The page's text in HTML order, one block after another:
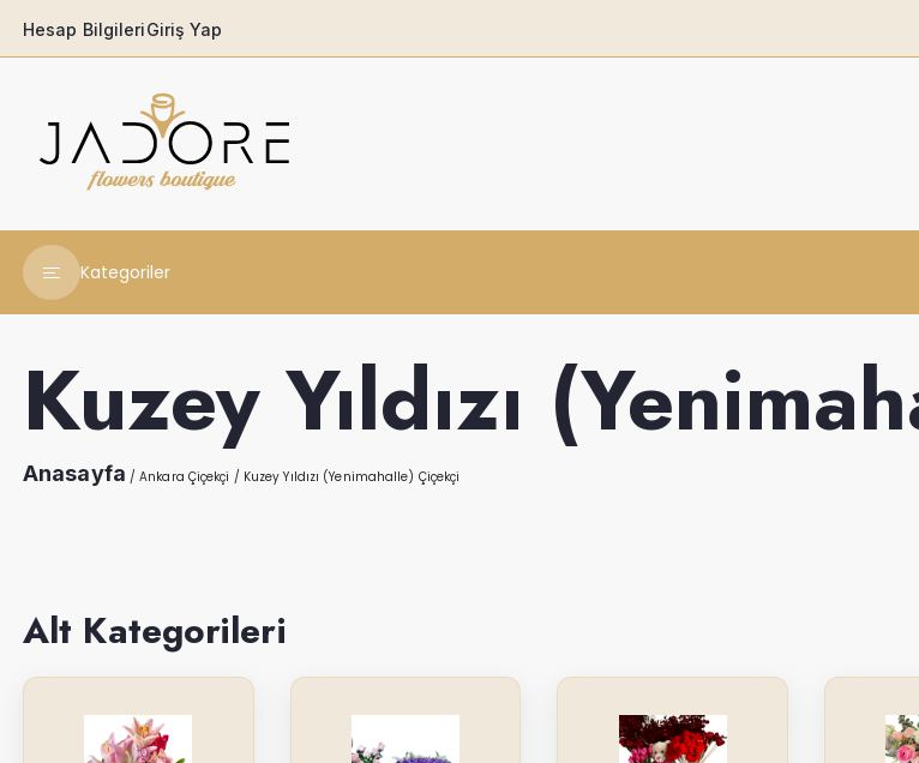
Hesap BilgileriGiriş Yap
Kategoriler
Babaya
Yeni İş-Terfi
Kutuda Çiçekler
Kuzey Yıldızı
Anasayfa / Ankara Çiçekçi / Kuzey Yıldızı (Yenimahalle) Çiçekçi
Alt Kategorileri